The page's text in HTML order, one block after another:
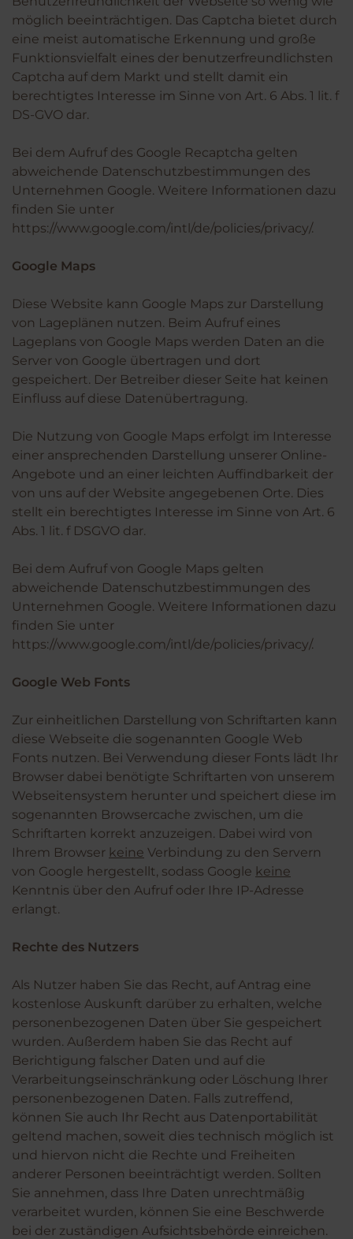
möglich beeinträchtigen. Das Captcha bietet durch
eine meist automatische Erkennung und große
Funktionsvielfalt eines der benutzerfreundlichsten
Captcha auf dem Markt und stellt damit ein
berechtigtes Interesse im Sinne von Art. 6 Abs. 1 lit. f
DS-GVO dar.
Bei dem Aufruf des Google Recaptcha gelten
abweichende Datenschutzbestimmungen des
Unternehmen Google. Weitere Informationen dazu
finden Sie unter
https://www.google.com/intl/de/policies/privacy/.
Google Maps
Diese Website kann Google Maps zur Darstellung
von Lageplänen nutzen. Beim Aufruf eines
Lageplans von Google Maps werden Daten an die
Server von Google übertragen und dort
gespeichert. Der Betreiber dieser Seite hat keinen
Einfluss auf diese Datenübertragung.
Die Nutzung von Google Maps erfolgt im Interesse
einer ansprechenden Darstellung unserer Online-
Angebote und an einer leichten Auffindbarkeit der
von uns auf der Website angegebenen Orte. Dies
stellt ein berechtigtes Interesse im Sinne von Art. 6
Abs. 1 lit. f DSGVO dar.
Bei dem Aufruf von Google Maps gelten
abweichende Datenschutzbestimmungen des
Unternehmen Google. Weitere Informationen dazu
finden Sie unter
https://www.google.com/intl/de/policies/privacy/.
Google Web Fonts
Zur einheitlichen Darstellung von Schriftarten kann
diese Webseite die sogenannten Google Web
Fonts nutzen. Bei Verwendung dieser Fonts lädt Ihr
Browser dabei benötigte Schriftarten von unserem
Webseitensystem herunter und speichert diese im
sogenannten Browsercache zwischen, um die
Schriftarten korrekt anzuzeigen. Dabei wird von
Ihrem Browser keine Verbindung zu den Servern
von Google hergestellt, sodass Google keine
Kenntnis über den Aufruf oder Ihre IP-Adresse
erlangt.
Rechte des Nutzers
Als Nutzer haben Sie das Recht, auf Antrag eine
kostenlose Auskunft darüber zu erhalten, welche
personenbezogenen Daten über Sie gespeichert
wurden. Außerdem haben Sie das Recht auf
Berichtigung falscher Daten und auf die
Verarbeitungseinschränkung oder Löschung Ihrer
personenbezogenen Daten. Falls zutreffend,
können Sie auch Ihr Recht aus Datenportabilität
geltend machen, soweit dies technisch möglich ist
und hiervon nicht die Rechte und Freiheiten
anderer Personen beeinträchtigt werden. Sollten
Sie annehmen, dass Ihre Daten unrechtmäßig
verarbeitet wurden, können Sie eine Beschwerde
bei der zuständigen Aufsichtsbehörde einreichen.